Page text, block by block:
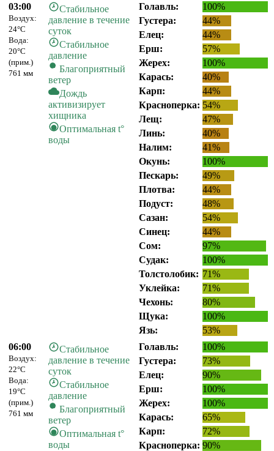
03:00
Воздух:
24°C
Вода:
20°C
(прим.)
761 мм
Стабильное
давление в течение
суток
Стабильное
давление
Благоприятный
ветер
Дождь
активизирует
хищника
Оптимальная t°
воды
Голавль:
100%
Густера:
44%
Елец:
44%
Ерш:
57%
Жерех:
100%
Карась:
40%
Карп:
44%
Красноперка: 54%
Лещ:
47%
Линь:
40%
Налим:
41%
Окунь:
100%
Пескарь:
49%
Плотва:
44%
Подуст:
48%
Сазан:
54%
Синец:
44%
Сом:
97%
Судак:
100%
Толстолобик: 71%
Уклейка:
71%
Чехонь:
80%
Щука:
100%
Язь:
53%
06:00
Воздух:
22°C
Вода:
19°C
(прим.)
761 мм
Стабильное
давление в течение
суток
Стабильное
давление
Благоприятный
ветер
Оптимальная t°
воды
Голавль:
100%
Густера:
73%
Елец:
90%
Ерш:
100%
Жерех:
100%
Карась:
65%
Карп:
72%
Красноперка: 90%